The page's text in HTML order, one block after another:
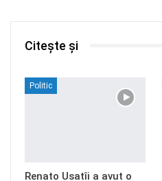
Citește și
Politic
Renato Usatîi a avut o